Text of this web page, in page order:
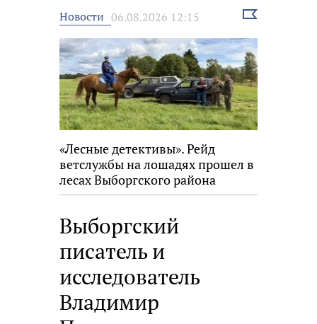
Новости 06.08.2026 12:15
Выбрать
«Лесные детективы». Рейд
ветслужбы на лошадях прошел в
лесах Выборгского района
Выборгский
писатель и
исследователь
Владимир